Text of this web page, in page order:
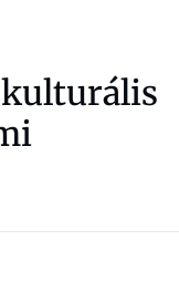
kulturális